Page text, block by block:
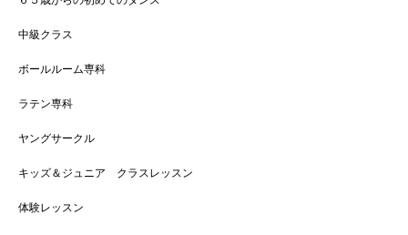
中級クラス
ボールルーム専科
ラテン専科
ヤングサークル
キッズ＆ジュニア クラスレッスン
体験レッスン